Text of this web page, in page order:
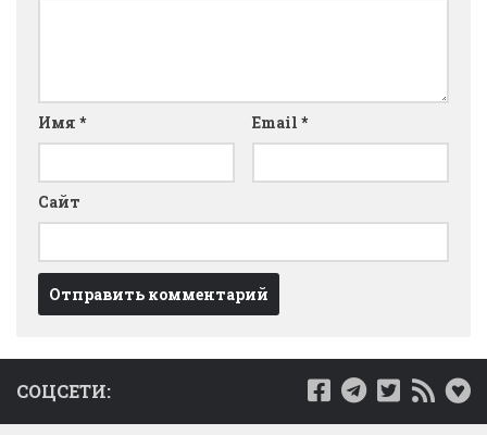
Имя * Email *
Сайт
СОЦСЕТИ: